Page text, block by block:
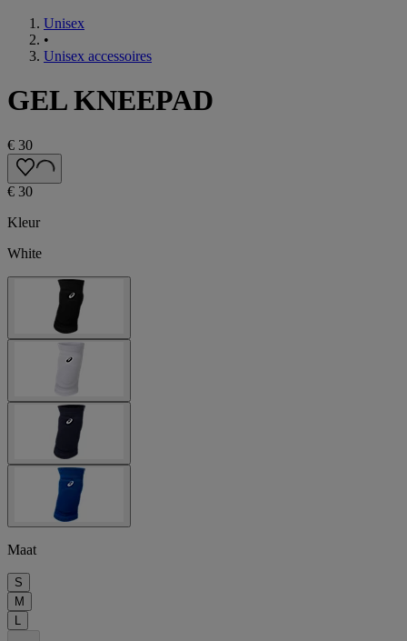
Unisex
•
Unisex accessoires
GEL KNEEPAD
€ 30
€ 30
Kleur
White
Maat
S
M